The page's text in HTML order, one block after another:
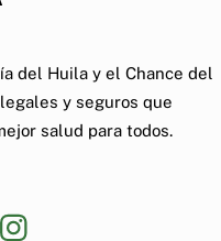
del Huila y el Chance del
y seguros que
salud para todos.